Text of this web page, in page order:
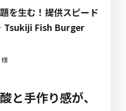
を生む！提供スピード
Tsukiji Fish Burger
様
と手作り感が、